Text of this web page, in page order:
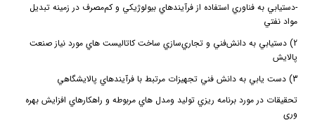
-دستيابي به فناوري استفاده از فرآيندهاي بيولوژيكي و كم‌مصرف در زمينه تبديل
مواد نفتي
2) دستيابي به دانش‌فني و تجاري‌سازي ساخت كاتاليست هاي مورد نياز صنعت
پالايش
3) دست يابي به دانش فني تجهيزات مرتبط با فرآيندهاي پالايشگاهي
تحقيقات در مورد برنامه ريزي توليد ومدل هاي مربوطه و راهكارهاي افزايش بهره
وري